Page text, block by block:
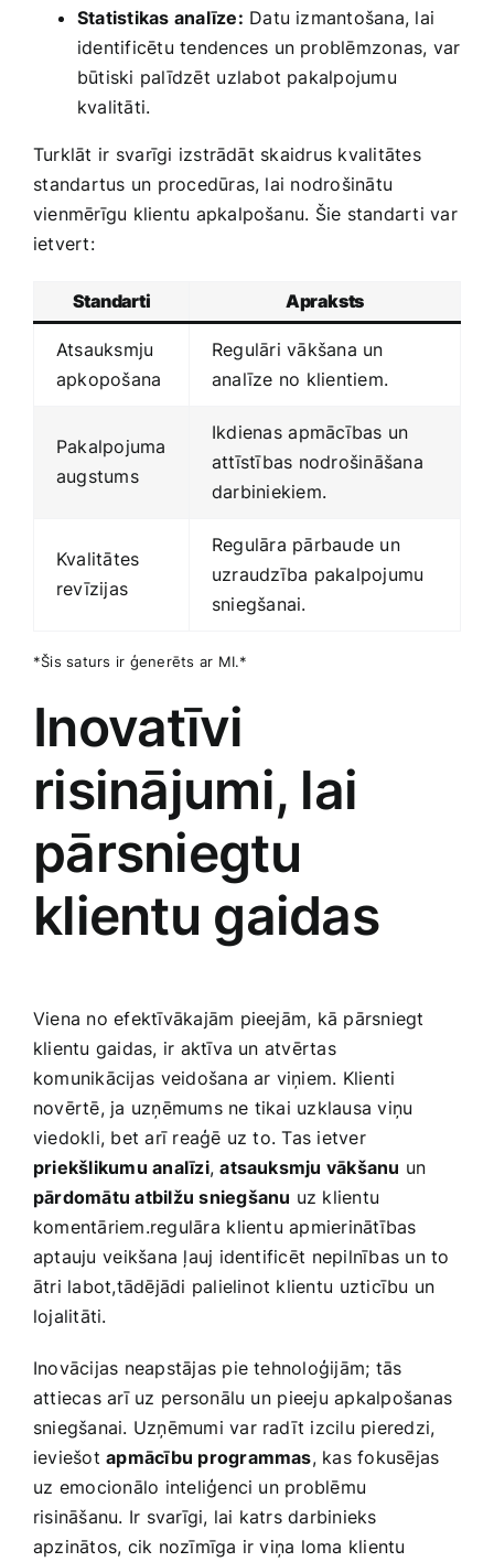
Statistikas‌ analīze: Datu izmantošana, lai
identificētu tendences un problēmzonas,⁤ var
būtiski palīdzēt ⁤uzlabot pakalpojumu ​
kvalitāti.
Turklāt⁣ ir svarīgi izstrādāt skaidrus kvalitātes
⁤standartus ‍un procedūras, lai nodrošinātu
vienmērīgu klientu apkalpošanu. Šie standarti var
ietvert:
Standarti Apraksts
Atsauksmju
apkopošana
Regulāri vākšana un
analīze no klientiem.
Pakalpojuma
augstums
Ikdienas⁢ apmācības un
attīstības nodrošināšana
darbiniekiem.
Kvalitātes
revīzijas
Regulāra pārbaude un
uzraudzība pakalpojumu
sniegšanai.
*Šis saturs ir ģenerēts ar ⁢MI.*
Inovatīvi
risinājumi, lai
pārsniegtu
klientu gaidas
Viena‍ no efektīvākajām pieejām,‍ kā pārsniegt
klientu gaidas, ir aktīva un atvērtas
komunikācijas⁢ veidošana ar‌ viņiem. Klienti
novērtē, ‍ja uzņēmums ne tikai uzklausa viņu
viedokli, bet arī reaģē uz to. Tas ietver
priekšlikumu analīzi,atsauksmju vākšanu un
pārdomātu atbilžu sniegšanu uz klientu
komentāriem.regulāra⁣ klientu apmierinātības
aptauju ⁢veikšana ​ļauj identificēt⁤ nepilnības un to
ātri labot,tādējādi palielinot klientu ⁢uzticību un
lojalitāti.
Inovācijas neapstājas pie tehnoloģijām; tās
attiecas arī uz ⁢personālu un ⁤pieeju apkalpošanas
sniegšanai. Uzņēmumi var‌ radīt izcilu pieredzi,‌
ieviešotapmācību programmas, ‍kas ‍fokusējas
uz⁣ emocionālo inteliģenci un problēmu
risināšanu. Ir svarīgi, lai​ katrs‌ darbinieks
apzinātos, cik‌ nozīmīga ir viņa loma klientu